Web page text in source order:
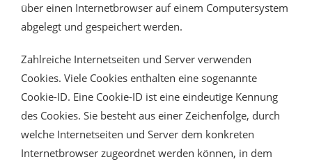
über einen Internetbrowser auf einem Computersystem
abgelegt und gespeichert werden.
Zahlreiche Internetseiten und Server verwenden
Cookies. Viele Cookies enthalten eine sogenannte
Cookie-ID. Eine Cookie-ID ist eine eindeutige Kennung
des Cookies. Sie besteht aus einer Zeichenfolge, durch
welche Internetseiten und Server dem konkreten
Internetbrowser zugeordnet werden können, in dem